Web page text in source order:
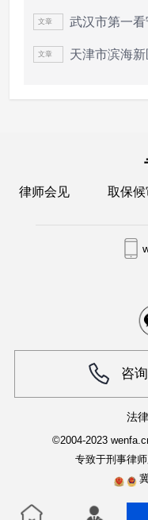
文章
文章
律师会见 取保候
咨
法
©2004-2023
专致于刑事律